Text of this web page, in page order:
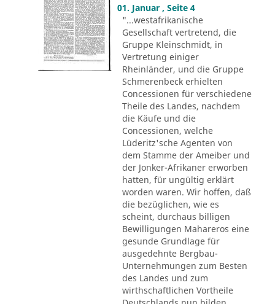
01. Januar , Seite 4
"...westafrikanische
Gesellschaft vertretend, die
Gruppe Kleinschmidt, in
Vertretung einiger
Rheinländer, und die Gruppe
Schmerenbeck erhielten
Concessionen für verschiedene
Theile des Landes, nachdem
die Käufe und die
Concessionen, welche
Lüderitz'sche Agenten von
dem Stamme der Ameiber und
der Jonker-Afrikaner erworben
hatten, für ungültig erklärt
worden waren. Wir hoffen, daß
die bezüglichen, wie es
scheint, durchaus billigen
Bewilligungen Mahareros eine
gesunde Grundlage für
ausgedehnte Bergbau-
Unternehmungen zum Besten
des Landes und zum
wirthschaftlichen Vortheile